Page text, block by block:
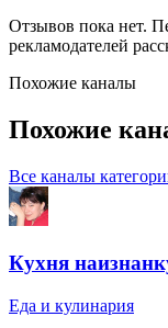
Отзывов пока нет.
рекламодателей
Похожие каналы
Похожие
Все каналы
Кухня
Еда и кулинария